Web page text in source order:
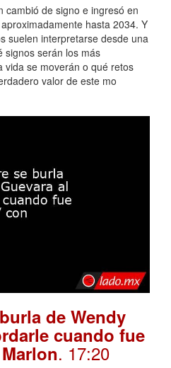
cambió de signo e ingresó en
hasta 2034. Y
suelen interpretarse desde una
serán los más
vida se moverán o qué retos
valor de este mo
de Wendy
cuando fue
. 17:20